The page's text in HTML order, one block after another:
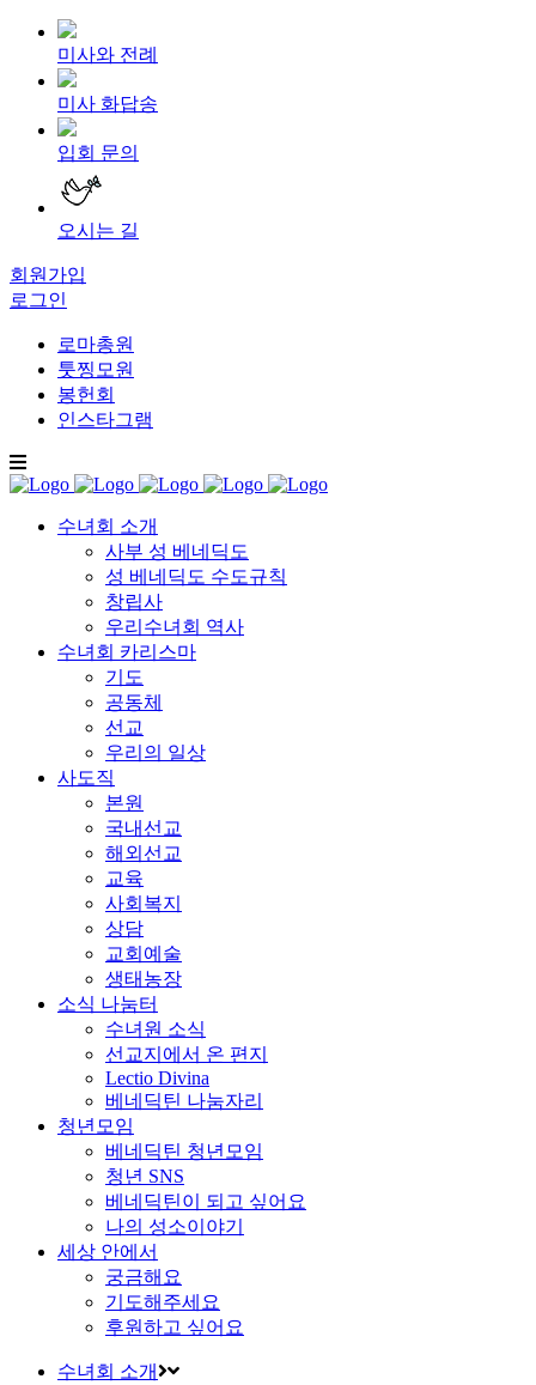
미사와 전례
미사 화답송
입회 문의
오시는 길
회원가입
로그인
로마총원
툿찡모원
봉헌회
인스타그램
수녀회 소개
사부 성 베네딕도
성 베네딕도 수도규칙
창립사
우리수녀회 역사
수녀회 카리스마
기도
공동체
선교
우리의 일상
사도직
본원
국내선교
해외선교
교육
사회복지
상담
교회예술
생태농장
소식 나눔터
수녀원 소식
선교지에서 온 편지
Lectio Divina
베네딕틴 나눔자리
청년모임
베네딕틴 청년모임
청년 SNS
베네딕틴이 되고 싶어요
나의 성소이야기
세상 안에서
궁금해요
기도해주세요
후원하고 싶어요
수녀회 소개